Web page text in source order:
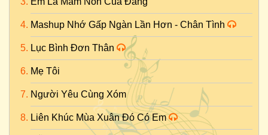
Mashup Nhớ Gấp Ngàn Lần Hơn - Chân Tình
Lục Bình Đơn Thân
Mẹ Tôi
Người Yêu Cùng Xóm
Liên Khúc Mùa Xuân Đó Có Em